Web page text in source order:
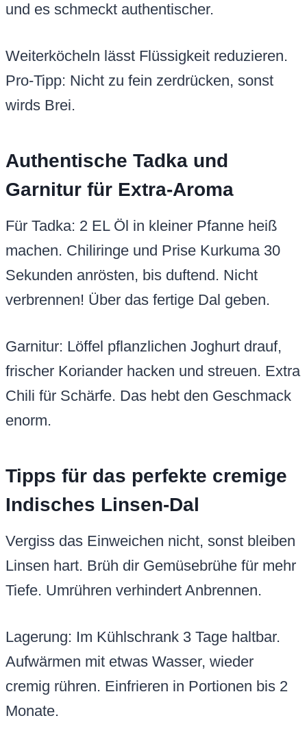
und es schmeckt authentischer.
Weiterköcheln lässt Flüssigkeit reduzieren.
Pro-Tipp: Nicht zu fein zerdrücken, sonst
wirds Brei.
Authentische Tadka und
Garnitur für Extra-Aroma
Für Tadka: 2 EL Öl in kleiner Pfanne heiß
machen. Chiliringe und Prise Kurkuma 30
Sekunden anrösten, bis duftend. Nicht
verbrennen! Über das fertige Dal geben.
Garnitur: Löffel pflanzlichen Joghurt drauf,
frischer Koriander hacken und streuen. Extra
Chili für Schärfe. Das hebt den Geschmack
enorm.
Tipps für das perfekte cremige
Indisches Linsen-Dal
Vergiss das Einweichen nicht, sonst bleiben
Linsen hart. Brüh dir Gemüsebrühe für mehr
Tiefe. Umrühren verhindert Anbrennen.
Lagerung: Im Kühlschrank 3 Tage haltbar.
Aufwärmen mit etwas Wasser, wieder
cremig rühren. Einfrieren in Portionen bis 2
Monate.